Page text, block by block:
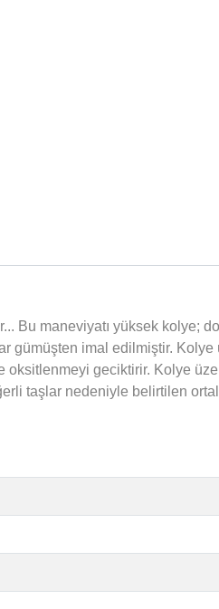
Bu maneviyatı yüksek kolye;
imal edilmiştir. Kolye
oksitlenmeyi geciktirir. Kolye
taşlar nedeniyle belirtilen